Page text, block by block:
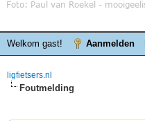
Welkom gast! Aanmelden
ligfietsers.nl
Foutmelding